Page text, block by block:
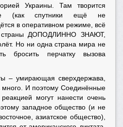
Украины. Там творится
(как спутники ещё не
в оперативном режиме, всё
страны ДОПОДЛИННО ЗНАЮТ,
Но ни одна страна мира не
бросить перчатку вызова
– умирающая сверхдержава,
И поэтому Соединённые
могут нанести очень
западное общество (и не
азиатское общество),